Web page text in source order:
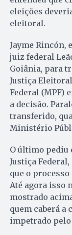
eleições
eleitoral.
Jayme Rincón,
juiz federal
Goiânia, para
Justiça
Federal (MPF)
a decisão.
transferido,
Ministério
O último pediu
Justiça
que o
Até agora isso
mostrado
quem caberá a
impetrado